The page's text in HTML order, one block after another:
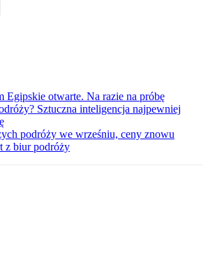
Egipskie otwarte. Na razie na próbę
Sztuczna inteligencja najpewniej
podróży we wrześniu, ceny znowu
z biur podróży